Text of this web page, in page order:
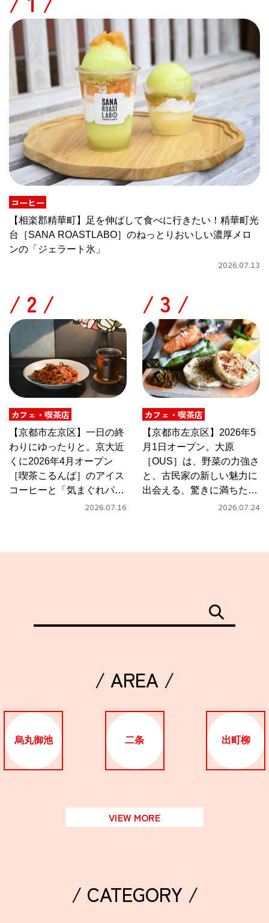
コーヒー
【相楽郡精華町】足を伸ばして食べに行きたい！精華町光
台［SANA ROASTLABO］のねっとりおいしい濃厚メロ
ンの「ジェラート氷」
2026.07.13
/
カフェ・喫茶店
【京都市左京区】一日の終
わりにゆったりと。京大近
くに2026年4月オープン
［喫茶こるんば］のアイス
コーヒーと「気まぐれパス
2026.07.16
/
カフェ・喫茶店
【京都市左京区】2026年5
月1日オープン。大原
［OUS］は、野菜の力強さ
と、古民家の新しい魅力に
出会える、驚きに満ちたカ
2026.07.24
/ AREA /
烏丸御池 二条 出町柳
VIEW MORE
/ CATEGORY /